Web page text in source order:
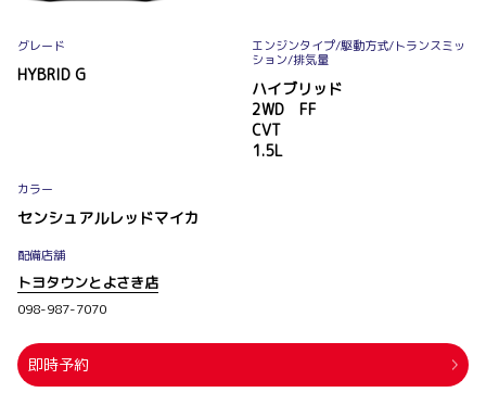
グレード
HYBRID G
エンジンタイプ/駆動方式/トランスミッ
ション/排気量
ハイブリッド
2WD FF
CVT
1.5L
カラー
センシュアルレッドマイカ
配備店舗
トヨタウンとよさき店
098-987-7070
即時予約